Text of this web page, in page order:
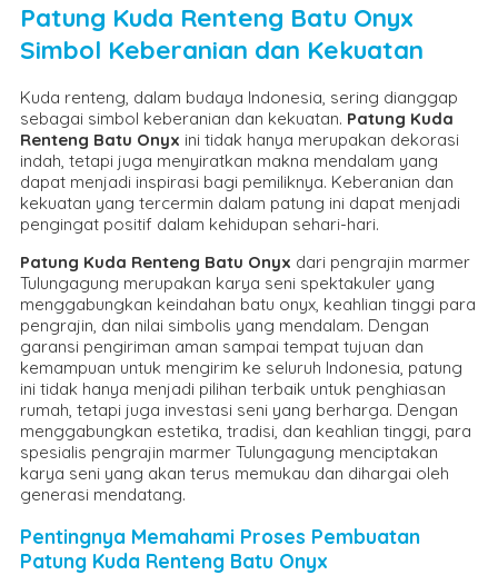
Patung Kuda Renteng Batu Onyx
Simbol Keberanian dan Kekuatan
Kuda renteng, dalam budaya Indonesia, sering dianggap
sebagai simbol keberanian dan kekuatan. Patung Kuda
Renteng Batu Onyx ini tidak hanya merupakan dekorasi
indah, tetapi juga menyiratkan makna mendalam yang
dapat menjadi inspirasi bagi pemiliknya. Keberanian dan
kekuatan yang tercermin dalam patung ini dapat menjadi
pengingat positif dalam kehidupan sehari-hari.
Patung Kuda Renteng Batu Onyx dari pengrajin marmer
Tulungagung merupakan karya seni spektakuler yang
menggabungkan keindahan batu onyx, keahlian tinggi para
pengrajin, dan nilai simbolis yang mendalam. Dengan
garansi pengiriman aman sampai tempat tujuan dan
kemampuan untuk mengirim ke seluruh Indonesia, patung
ini tidak hanya menjadi pilihan terbaik untuk penghiasan
rumah, tetapi juga investasi seni yang berharga. Dengan
menggabungkan estetika, tradisi, dan keahlian tinggi, para
spesialis pengrajin marmer Tulungagung menciptakan
karya seni yang akan terus memukau dan dihargai oleh
generasi mendatang.
Pentingnya Memahami Proses Pembuatan
Patung Kuda Renteng Batu Onyx